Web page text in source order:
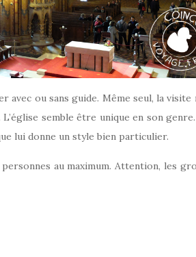
avec ou sans guide. Même seul, la visite
semble être unique en son genre.
lui donne un style bien particulier.
au maximum. Attention, les